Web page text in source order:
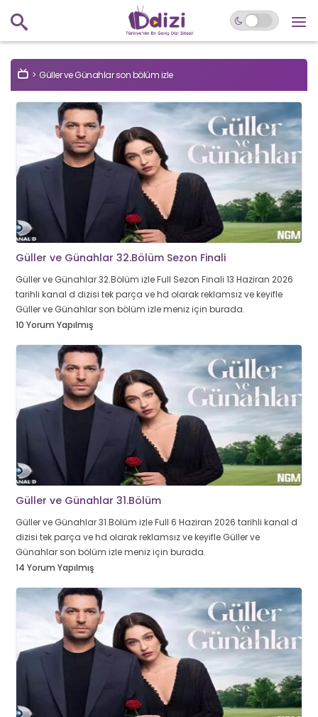
Güller ve Günahlar son bölüm izle
Güller ve Günahlar 32.Bölüm Sezon Finali
Güller ve Günahlar 32.Bölüm izle Full Sezon Finali 13 Haziran 2026
tarihli kanal d dizisi tek parça ve hd olarak reklamsız ve keyifle
Güller ve Günahlar son bölüm izle meniz için burada.
10 Yorum Yapılmış
Güller ve Günahlar 31.Bölüm
Güller ve Günahlar 31.Bölüm izle Full 6 Haziran 2026 tarihli kanal d
dizisi tek parça ve hd olarak reklamsız ve keyifle Güller ve
Günahlar son bölüm izle meniz için burada.
14 Yorum Yapılmış